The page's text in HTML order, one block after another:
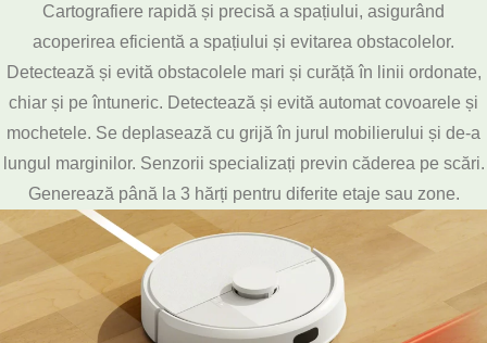
Cartografiere rapidă și precisă a spațiului, asigurând
acoperirea eficientă a spațiului și evitarea obstacolelor.
Detectează și evită obstacolele mari și curăță în linii ordonate,
chiar și pe întuneric. Detectează și evită automat covoarele și
mochetele. Se deplasează cu grijă în jurul mobilierului și de-a
lungul marginilor. Senzorii specializați previn căderea pe scări.
Generează până la 3 hărți pentru diferite etaje sau zone.